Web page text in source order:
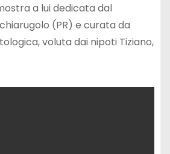
a lui dedicata dal
(PR) e curata da
voluta dai nipoti Tiziano,